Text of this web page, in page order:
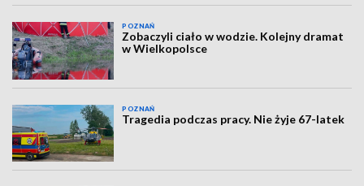
POZNAŃ
Zobaczyli ciało w wodzie. Kolejny dramat
w Wielkopolsce
POZNAŃ
Tragedia podczas pracy. Nie żyje 67-latek